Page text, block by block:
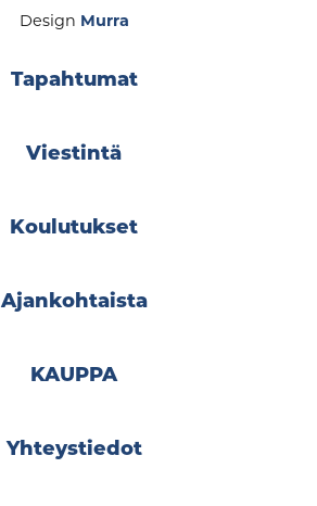
Design Murra
Tapahtumat
Viestintä
Koulutukset
Ajankohtaista
KAUPPA
Yhteystiedot